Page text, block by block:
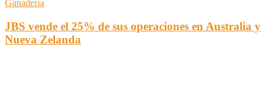
Ganadería
JBS vende el 25% de sus operaciones en Australia y
Nueva Zelanda